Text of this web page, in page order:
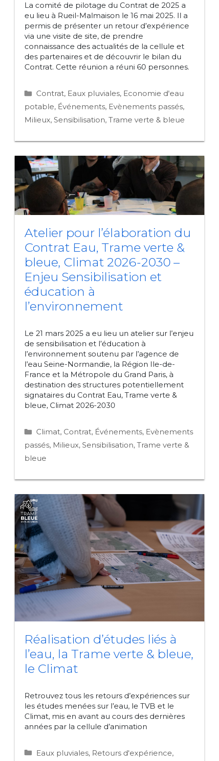
La comité de pilotage du Contrat de 2025 a
eu lieu à Rueil-Malmaison le 16 mai 2025. Il a
permis de présenter un retour d’expérience
via une visite de site, de prendre
connaissance des actualités de la cellule et
des partenaires et de découvrir le bilan du
Contrat. Cette réunion a réuni 60 personnes.
Catégories
Contrat, Eaux pluviales, Economie d'eau
potable, Événements, Evènements passés,
Milieux, Sensibilisation, Trame verte & bleue
Atelier pour l’élaboration du
Contrat Eau, Trame verte &
bleue, Climat 2026-2030 –
Enjeu Sensibilisation et
éducation à
l’environnement
Le 21 mars 2025 a eu lieu un atelier sur l’enjeu
de sensibilisation et l’éducation à
l’environnement soutenu par l’agence de
l’eau Seine-Normandie, la Région Ile-de-
France et la Métropole du Grand Paris, à
destination des structures potentiellement
signataires du Contrat Eau, Trame verte &
bleue, Climat 2026-2030
Catégories
Climat, Contrat, Événements, Evènements
passés, Milieux, Sensibilisation, Trame verte &
bleue
Réalisation d’études liés à
l’eau, la Trame verte & bleue,
le Climat
Retrouvez tous les retours d’expériences sur
les études menées sur l’eau, le TVB et le
Climat, mis en avant au cours des dernières
années par la cellule d’animation
Catégories
Eaux pluviales, Retours d'expérience,